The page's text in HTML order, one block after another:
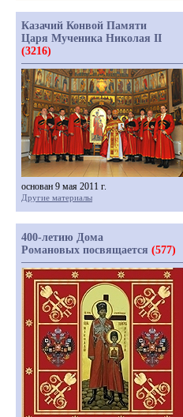
Казачий Конвой Памяти
Царя Мученика Николая II
(3216)
основан 9 мая 2011 г.
Другие материалы
400-летию Дома
Романовых посвящается (577)